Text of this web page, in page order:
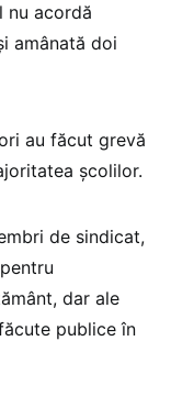
nu acordă
amânată doi
au făcut grevă
școlilor.
de sindicat,
dar ale
publice în